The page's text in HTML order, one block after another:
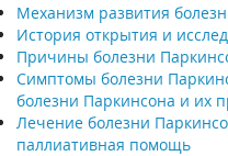
Механизм развития
История открытия и
Причины болезни
Симптомы болезни
болезни Паркинсона и их
Лечение болезни
паллиативная помощь